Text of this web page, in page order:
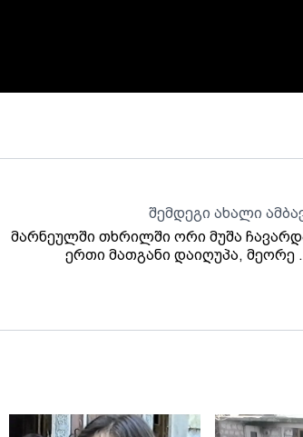
შემდეგი ახალი
მარნეულში თხრილში ორი მუშა
ერთი მათგანი დაიღუპა, მეორე
კლინიკაშია